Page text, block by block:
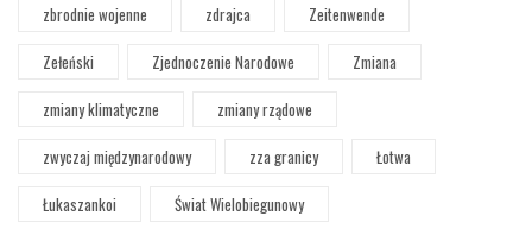
zbrodnie wojenne
zdrajca
Zeitenwende
Zełeński
Zjednoczenie Narodowe
Zmiana
zmiany klimatyczne
zmiany rządowe
zwyczaj międzynarodowy
zza granicy
Łotwa
Łukaszankoi
Świat Wielobiegunowy